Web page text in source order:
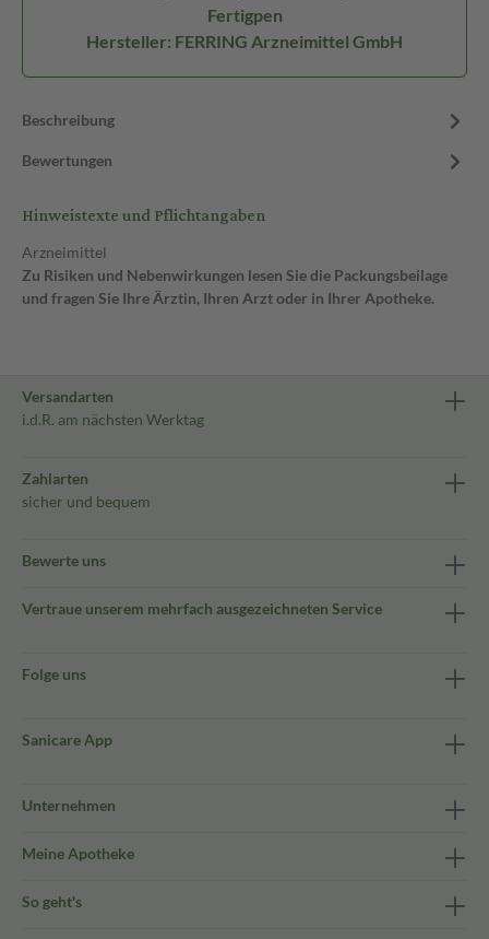
Fertigpen
Hersteller: FERRING Arzneimittel GmbH
Beschreibung
Bewertungen
Hinweistexte und Pflichtangaben
Arzneimittel
Zu Risiken und Nebenwirkungen lesen Sie die Packungsbeilage
und fragen Sie Ihre Ärztin, Ihren Arzt oder in Ihrer Apotheke.
Versandarten
i.d.R. am nächsten Werktag
Zahlarten
sicher und bequem
Bewerte uns
Vertraue unserem mehrfach ausgezeichneten Service
Folge uns
Sanicare App
Unternehmen
Meine Apotheke
So geht's